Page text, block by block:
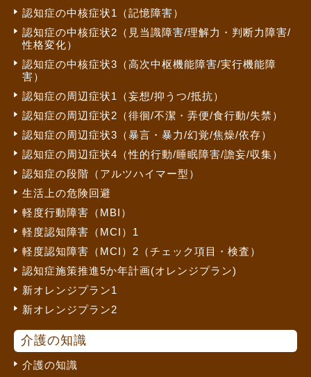
認知症の中核症状1（記憶障害）
認知症の中核症状2（見当識障害/理解力・判断力障害/
性格変化）
認知症の中核症状3（高次中枢機能障害/実行機能障
害）
認知症の周辺症状1（妄想/抑うつ/抵抗）
認知症の周辺症状2（徘徊/不潔・弄便/食行動/失禁）
認知症の周辺症状3（暴言・暴力/幻覚/焦燥/依存）
認知症の周辺症状4（性的行動/睡眠障害/譫妄/収集）
認知症の段階（アルツハイマー型）
生活上の危険回避
軽度行動障害（MBI）
軽度認知障害（MCI）1
軽度認知障害（MCI）2（チェック項目・検査）
認知症施策推進5か年計画(オレンジプラン)
新オレンジプラン1
新オレンジプラン2
介護の知識
介護の知識